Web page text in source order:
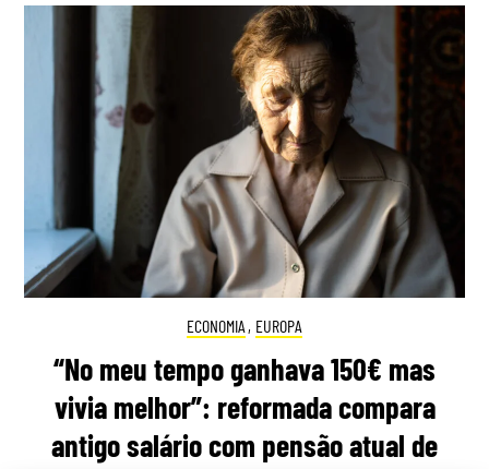
ECONOMIA , EUROPA
“No meu tempo ganhava 150€ mas
vivia melhor”: reformada compara
antigo salário com pensão atual de